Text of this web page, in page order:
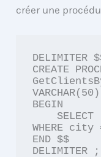
créer une
DELIMITER
CREATE
BEGIN
WHERE
END $$
DELIMITER ;